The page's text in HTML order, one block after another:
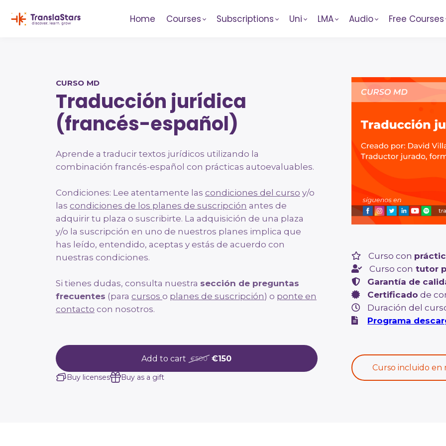
Home Courses Subscriptions Uni LMA Audio Free Courses
CURSO MD
Traducción jurídica
(francés-español)
Aprende a traducir textos jurídicos utilizando la
combinación francés-español con prácticas autoevaluables.
Condiciones: Lee atentamente las condiciones del curso y/o
las condiciones de los planes de suscripción antes de
adquirir tu plaza o suscribirte. La adquisición de una plaza
y/o la suscripción en uno de nuestros planes implica que
has leído, entendido, aceptas y estás de acuerdo con
nuestras condiciones.
Si tienes dudas, consulta nuestra sección de preguntas
frecuentes (para cursos o planes de suscripción) o ponte en
contacto con nosotros.
Add to cart €500 €150
Buy licenses Buy as a gift
Curso con
Curso con tutor
Garantía de
Certificado de
Duración del
Programa
Curso incluido en